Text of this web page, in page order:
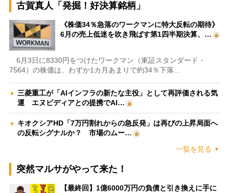
古賀真人「発掘！好決算銘柄」
《株価34％急落のワークマンに特大反転の期待》
6月の売上低迷を吹き飛ばす第1四半期決算、…
6月3日に8330円をつけたワークマン（東証スタンダード・
7564）の株価は、わずか1カ月あまりで約34％下落…
三菱重工が「AIインフラの新たな主役」として再評価される気
運 エヌビディアとの提携でAI…
キオクシアHD「7万円割れからの急反発」は再びの上昇局面へ
の反転シグナルか？ 市場のムー…
一覧を見る
突然マルサがやって来た！
【最終回】1億6000万円の負債と引き換えに手に